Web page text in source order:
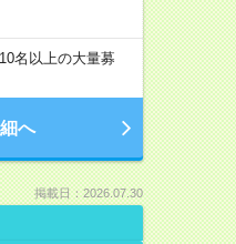
名以上の大量募
へ
掲載日：2026.07.30